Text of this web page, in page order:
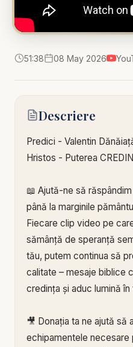
51:38 08 May 2026
Descriere
Predici - Valentin
Hristos - Puterea
📖 Ajută-ne să
până la marginile
Fiecare clip video pe
sămânță de speranță
tău, putem continua să
calitate – mesaje biblice
credința și aduc lumină
🎥 Donația ta ne ajută să
echipamentele necesare